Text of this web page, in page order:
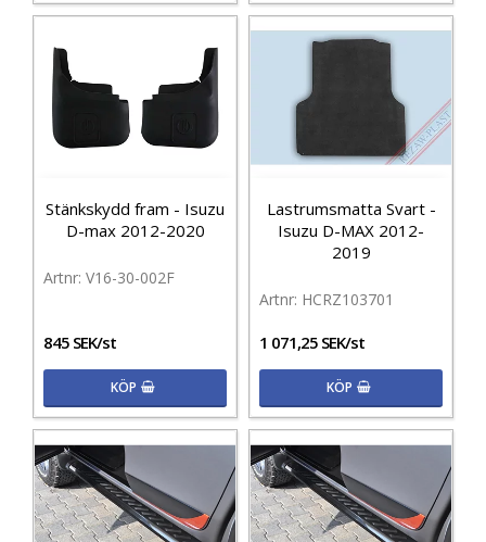
Stänkskydd fram - Isuzu
D-max 2012-2020
V16-30-002F
845 SEK/st
KÖP
Lastrumsmatta Svart -
Isuzu D-MAX 2012-
2019
HCRZ103701
1 071,25 SEK/st
KÖP